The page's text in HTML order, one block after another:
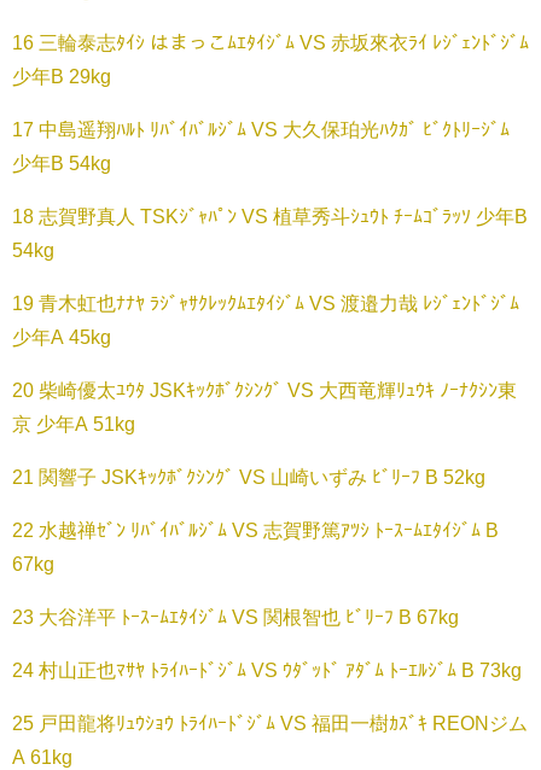
16 三輪泰志ﾀｲｼ はまっこﾑｴﾀｲｼﾞﾑ VS 赤坂來衣ﾗｲ ﾚｼﾞｪﾝﾄﾞｼﾞﾑ
少年B 29kg
17 中島遥翔ﾊﾙﾄ ﾘﾊﾞｲﾊﾞﾙｼﾞﾑ VS 大久保珀光ﾊｸｶﾞ ﾋﾞｸﾄﾘｰｼﾞﾑ
少年B 54kg
18 志賀野真人 TSKｼﾞｬﾊﾟﾝ VS 植草秀斗ｼｭｳﾄ ﾁｰﾑｺﾞﾗｯｿ 少年B
54kg
19 青木虹也ﾅﾅﾔ ﾗｼﾞｬｻｸﾚｯｸﾑｴﾀｲｼﾞﾑ VS 渡邉力哉 ﾚｼﾞｪﾝﾄﾞｼﾞﾑ
少年A 45kg
20 柴崎優太ﾕｳﾀ JSKｷｯｸﾎﾞｸｼﾝｸﾞ VS 大西竜輝ﾘｭｳｷ ﾉｰﾅｸｼﾝ東
京 少年A 51kg
21 関響子 JSKｷｯｸﾎﾞｸｼﾝｸﾞ VS 山崎いずみ ﾋﾞﾘｰﾌ B 52kg
22 水越禅ｾﾞﾝ ﾘﾊﾞｲﾊﾞﾙｼﾞﾑ VS 志賀野篤ｱﾂｼ ﾄｰｽｰﾑｴﾀｲｼﾞﾑ B
67kg
23 大谷洋平 ﾄｰｽｰﾑｴﾀｲｼﾞﾑ VS 関根智也 ﾋﾞﾘｰﾌ B 67kg
24 村山正也ﾏｻﾔ ﾄﾗｲﾊｰﾄﾞｼﾞﾑ VS ｳﾀﾞｯﾄﾞ ｱﾀﾞﾑ ﾄｰｴﾙｼﾞﾑ B 73kg
25 戸田龍将ﾘｭｳｼｮｳ ﾄﾗｲﾊｰﾄﾞｼﾞﾑ VS 福田一樹ｶｽﾞｷ REONジム
A 61kg